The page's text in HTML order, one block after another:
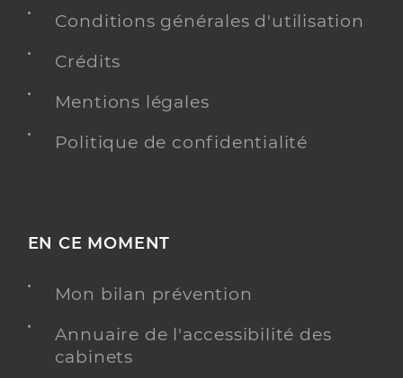
Conditions générales d'utilisation
Crédits
Mentions légales
Politique de confidentialité
EN CE MOMENT
Mon bilan prévention
Annuaire de l'accessibilité des
cabinets